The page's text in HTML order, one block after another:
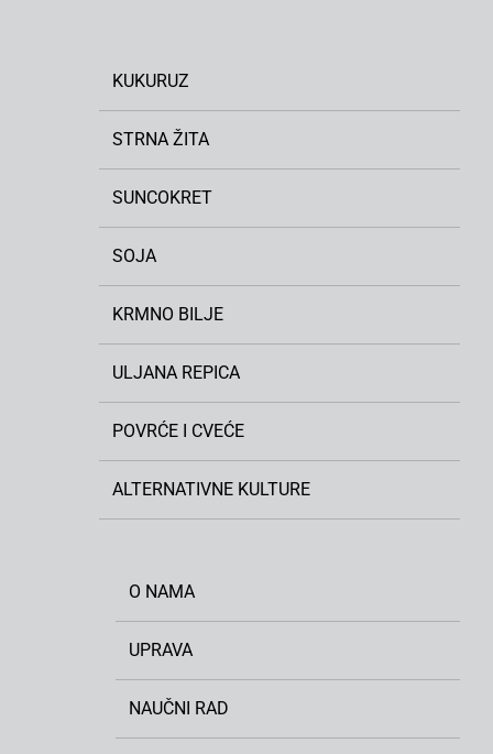
KUKURUZ
STRNA ŽITA
SUNCOKRET
SOJA
KRMNO BILJE
ULJANA REPICA
POVRĆE I CVEĆE
ALTERNATIVNE KULTURE
O NAMA
UPRAVA
NAUČNI RAD